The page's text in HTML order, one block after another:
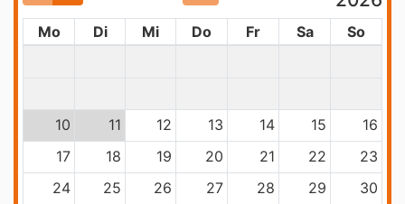
Mo Di Mi Do Fr Sa So
10 11 12 13 14 15
16
17
18 19 20 21 22
23
24
25 26 27 28 29
30